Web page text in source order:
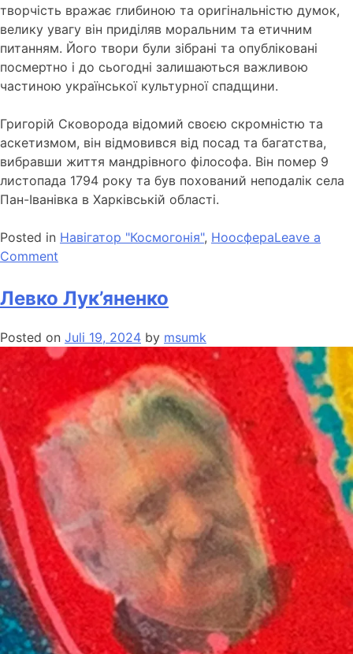
творчість вражає глибиною та оригінальністю думок,
велику увагу він приділяв моральним та етичним
питанням. Його твори були зібрані та опубліковані
посмертно і до сьогодні залишаються важливою
частиною української культурної спадщини.
Григорій Сковорода відомий своєю скромністю та
аскетизмом, він відмовився від посад та багатства,
вибравши життя мандрівного філософа. Він помер 9
листопада 1794 року та був похований неподалік села
Пан-Іванівка в Харківській області.
Posted in Навігатор "Космогонія", НоосфераLeave a
Comment
Левко Лук’яненко
Posted on Juli 19, 2024 by msumk